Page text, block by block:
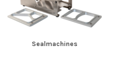
Sealmachines